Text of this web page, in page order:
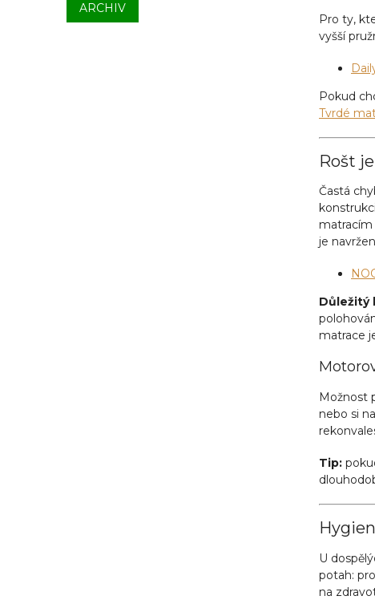
ARCHIV
Pro ty,
vyšší
Pokud
Tvrdé
Rošt
Častá
matracím
je
Důležitý
matrace
Možnost
nebo si
Tip:
U
potah:
na